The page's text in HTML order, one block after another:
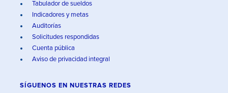
Tabulador de sueldos
Indicadores y metas
Auditorías
Solicitudes respondidas
Cuenta pública
Aviso de privacidad integral
SÍGUENOS EN NUESTRAS REDES